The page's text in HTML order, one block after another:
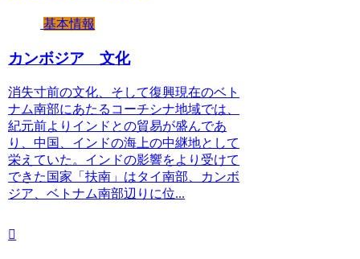
基本情報
カンボジア 文化
消失寸前の文化、そして復興現在のベト
ナム南部にあたるコーチシナ地域では、
紀元前よりインドとの貿易が盛んであ
り、中国、インドの海上の中継地として
栄えていた。インドの影響をより受けて
できた国家「扶南」はタイ南部、カンボ
ジア、ベトナム南部辺りに位...